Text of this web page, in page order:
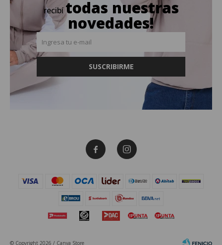
recibí todas nuestras
novedades!
SUSCRIBIRME
 
© Copyright 2026 / Canva Store